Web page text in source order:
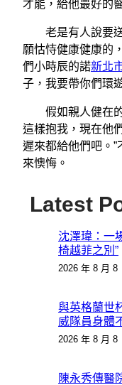
才能，給他最好的
老是有人說要送
願怙恃健康健康的
們小時辰的諾新北
子，我要帶你們環
假如親人健在的
這樣抱我，現在他
遲來都給他們吧。
來懊悔。
Latest
沈澤瑋：一
椅越菲之別”
2026 年 8 月 8
與英格蘭世
威隊員身體
2026 年 8 月 8
陳永秀傳醫